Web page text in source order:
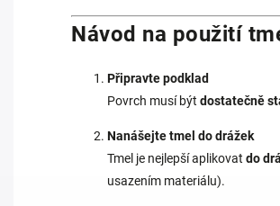
Návod na použití
Připravte podklad
Povrch musí být dostatečně
Nanášejte tmel do drážek
Tmel je nejlepší aplikovat do
usazením materiálu).